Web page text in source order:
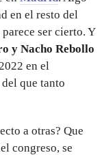
en el resto del
ser cierto. Y
y Nacho Rebollo
en el
que tanto
a otras? Que
congreso, se